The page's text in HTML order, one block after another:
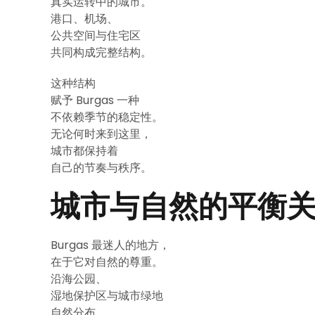
港口、机场、
公共空间与住宅区
共同构成完整结构。
这种结构
赋予 Burgas 一种
不依赖季节的稳定性。
无论何时来到这里，
城市都保持着
自己的节奏与秩序。
城市与自然的平衡
Burgas 最迷人的地方，
在于它对自然的尊重。
沿海公园、
湿地保护区与城市绿地